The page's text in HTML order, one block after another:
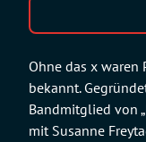
Ohne das x waren
bekannt.
Bandmitglied von
mit Susanne